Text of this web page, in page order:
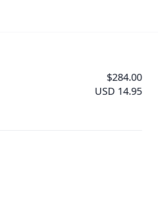
$284.00
USD 14.95